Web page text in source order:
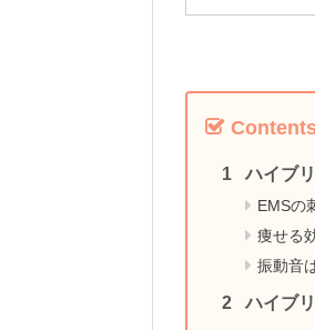
ハイブ
EMSの
痩せる
振動音
ハイブ